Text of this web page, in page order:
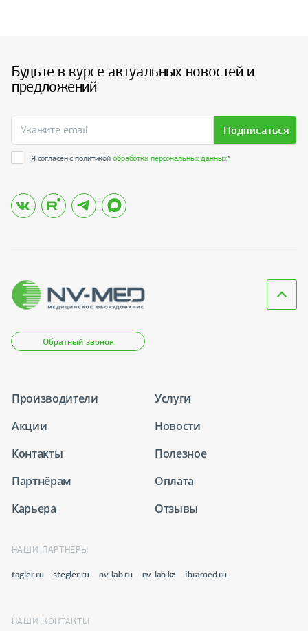
Будьте в курсе актуальных новостей и
предложений
Подписаться
Я согласен с политикойобработки персональных данных*
Обратный звонок
Производители
Услуги
Акции
Новости
Контакты
Полезное
Партнёрам
Оплата
Карьера
Отзывы
НАШИ ПАРТНЕРЫ
tagler.ru stegler.ru nv-lab.ru nv-lab.kz ibramed.ru
НАШИ КОНТАКТЫ